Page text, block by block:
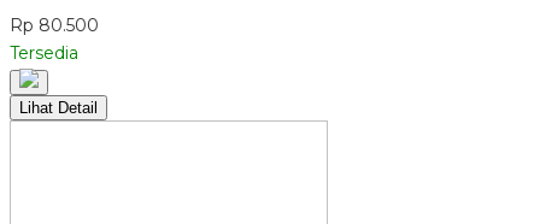
Rp 80.500
Tersedia
Lihat Detail